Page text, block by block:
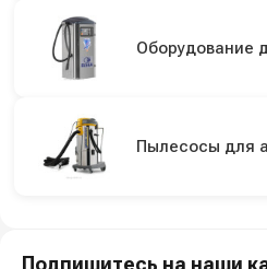
Оборудование
Пылесосы для
Подпишитесь на наши